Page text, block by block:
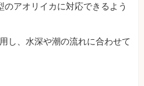
のアオリイカに対応できるよう
し、水深や潮の流れに合わせて